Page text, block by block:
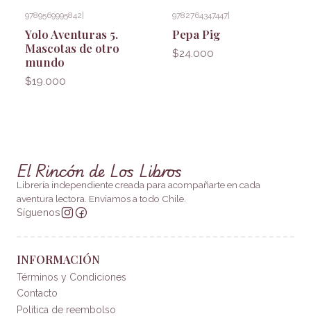
9789569995842|
Yolo Aventuras 5.
Mascotas de otro
mundo
$19.000
9782764347447|
Pepa Pig
$24.000
El Rincón de Los Libros
Librería independiente creada para acompañarte en cada
aventura lectora. Enviamos a todo Chile.
Síguenos
INFORMACIÓN
Términos y Condiciones
Contacto
Política de reembolso